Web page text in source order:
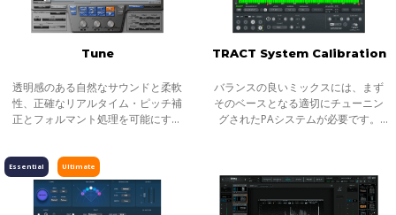
Tune
透明感のある自然なサウンドと柔軟
性、正確なリアルタイム・ピッチ補
正とフォルマント処理を可能にする
べて搭載し、素晴らしいボーカル・
テイクを
TRACT System Calibration
バランスの良いミックスには、まず
そのベースとなる適切にチューニン
グされたPAシステムが必要です。
す。Ration
Ultimate
Essential